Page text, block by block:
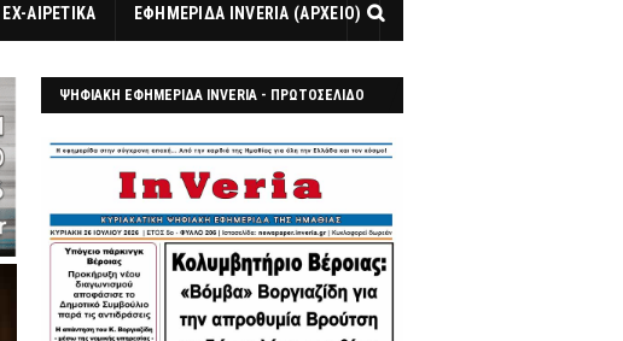
EX-ΑΙΡΕΤΙΚΑ ΕΦΗΜΕΡΙΔΑ INVERIA (ΑΡΧΕΙΟ)
ΨΗΦΙΑΚΗ ΕΦΗΜΕΡΙΔΑ INVERIA - ΠΡΩΤΟΣΕΛΙΔΟ